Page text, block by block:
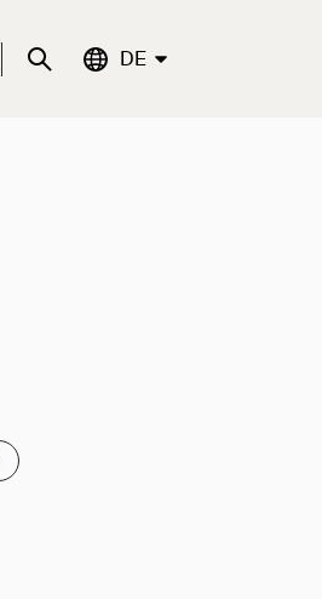
Suche Aktuelle Sprache:
DE